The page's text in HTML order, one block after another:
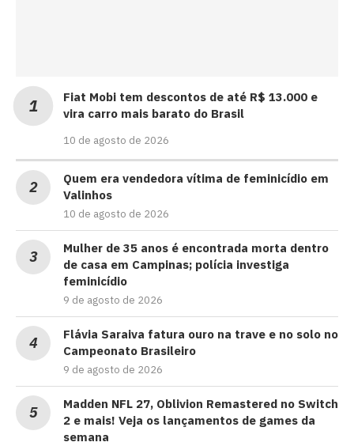
Fiat Mobi tem descontos de até R$ 13.000 e
vira carro mais barato do Brasil
10 de agosto de 2026
Quem era vendedora vítima de feminicídio em
Valinhos
10 de agosto de 2026
Mulher de 35 anos é encontrada morta dentro
de casa em Campinas; polícia investiga
feminicídio
9 de agosto de 2026
Flávia Saraiva fatura ouro na trave e no solo no
Campeonato Brasileiro
9 de agosto de 2026
Madden NFL 27, Oblivion Remastered no Switch
2 e mais! Veja os lançamentos de games da
semana